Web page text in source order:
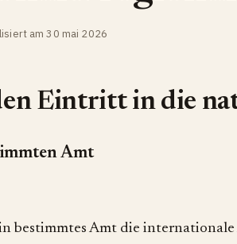
am 30 mai 2026
Eintritt in die
Amt
bestimmtes Amt die